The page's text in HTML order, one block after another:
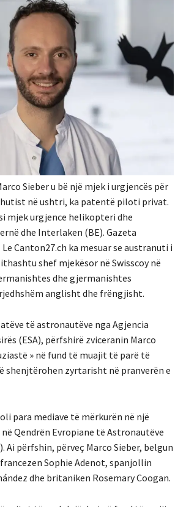
Sieber u bë një mjek i urgjencës për
në ushtri, ka patentë piloti privat.
mjek urgjence helikopteri dhe
dhe Interlaken (BE). Gazeta
Canton27.ch ka mesuar se austranuti i
shef mjekësor në Swisscoy në
dhe gjermanishtes
anglisht dhe frëngjisht.
të astronautëve nga Agjencia
(ESA), përfshirë zviceranin Marco
» në fund të muajit të parë të
shenjtërohen zyrtarisht në pranverën e
para mediave të mërkurën në një
Qendrën Evropiane të Astronautëve
Ai përfshin, përveç Marco Sieber, belgun
Sophie Adenot, spanjollin
dhe britaniken Rosemary Coogan.